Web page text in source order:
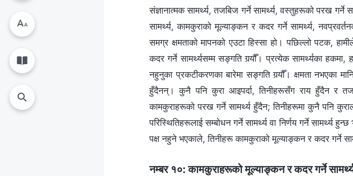
संज्ञानात्मक सामर्थ्य, तजबिज गर्ने सामर्थ्य, वस्तुहरूको परख गर्ने
सामर्थ्य, कामकुराको मूल्याङ्कन र कदर गर्ने सामर्थ्य,
समग्र क्षमताको मापनको एउटा हिस्सा हो। पछिल्लो पटक,
कदर गर्ने सामर्थ्यसम्म सङ्गति गर्‍यौँ। प्रत्येक सामर्थ्यका हकमा,
नहुनुका प्रकटीकरणका बारेमा सङ्गति गर्‍यौँ। क्षमता नभएका
हुँदैनन्। कुनै पनि कुरा आइपर्दा, तिनीहरूसँग राय हुँदैन र
कामकुराहरूको परख गर्ने सामर्थ्य हुँदैन; तिनीहरूमा कुनै पनि
परिस्थितिहरूलाई सम्बोधन गर्ने सामर्थ्य वा निर्णय गर्ने
पक्ष नहुने भएकाले, तिनीहरू कामकुराको मूल्याङ्कन र कदर गर्ने
नम्बर १०: कामकुराहरूको मूल्याङ्कन र कदर गर्ने